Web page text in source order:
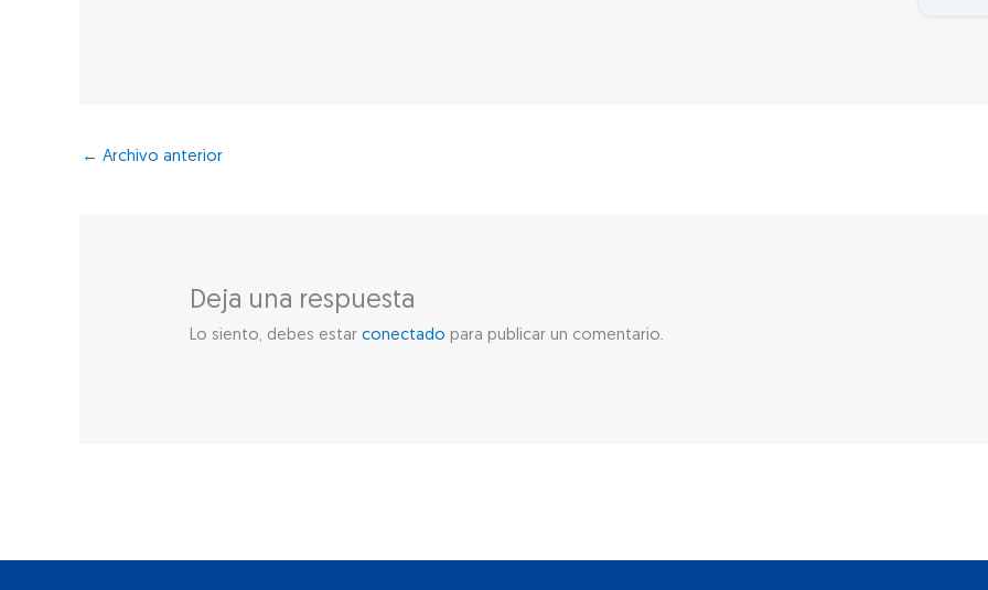
← Archivo anterior
Deja una respuesta
Lo siento, debes estarconectado para publicar un comentario.